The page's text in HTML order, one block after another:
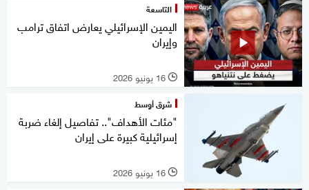
التاسعة
اليمين الإسرائيلي يعارض اتفاق ترامب
وإيران
l 16 يونيو 2026
شرق أوسط
"مئات الأهداف".. تفاصيل إلغاء ضربة
إسرائيلية كبيرة على إيران
l 16 يونيو 2026